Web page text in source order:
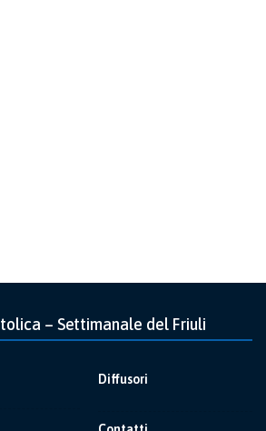
– Settimanale del Friuli
Diffusori